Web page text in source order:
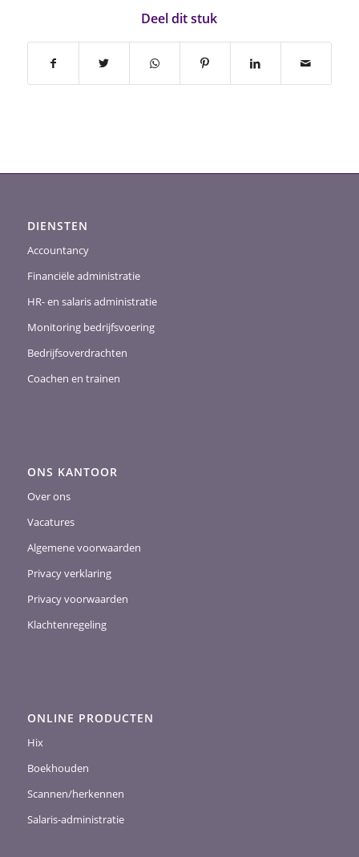
Deel dit stuk
DIENSTEN
Accountancy
Financiële administratie
HR- en salaris administratie
Monitoring bedrijfsvoering
Bedrijfsoverdrachten
Coachen en trainen
ONS KANTOOR
Over ons
Vacatures
Algemene voorwaarden
Privacy verklaring
Privacy voorwaarden
Klachtenregeling
ONLINE PRODUCTEN
Hix
Boekhouden
Scannen/herkennen
Salaris-administratie